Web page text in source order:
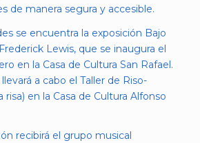
de manera segura y accesible.
se encuentra la exposición Bajo
Lewis, que se inaugura el
en la Casa de Cultura San Rafael.
a cabo el Taller de Riso-
risa) en la Casa de Cultura Alfonso
recibirá el grupo musical